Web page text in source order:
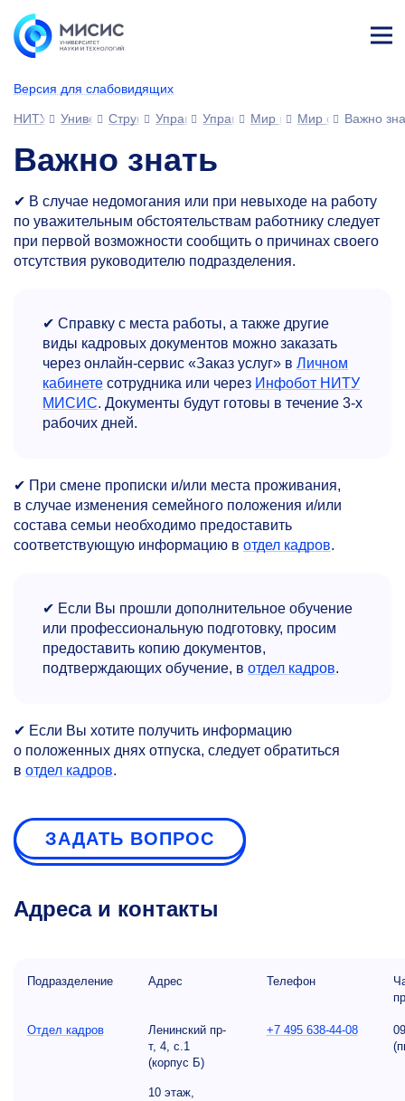
Версия для слабовидящих
ине
НИТУ МИСИСУниверситетСтруктура университета
УправленияУправление развития
Мир возможностей
Мир сотрудника
Важно
Важно знать
✔ В случае недомогания или при невыходе на работу
по уважительным обстоятельствам работнику следует
при первой возможности сообщить о причинах своего
отсутствия руководителю подразделения.
✔ Справку с места работы, а также другие
виды кадровых документов можно заказать
через онлайн-сервис «Заказ услуг» в Личном
кабинете сотрудника или через Инфобот НИТУ
МИСИС. Документы будут готовы в течение 3-х
рабочих дней.
✔ При смене прописки и/или места проживания,
в случае изменения семейного положения и/или
состава семьи необходимо предоставить
соответствующую информацию в отдел кадров.
✔ Если Вы прошли дополнительное обучение
или профессиональную подготовку, просим
предоставить копию документов,
подтверждающих обучение, в отдел кадров.
✔ Если Вы хотите получить информацию
о положенных днях отпуска, следует обратиться
в отдел кадров.
ЗАДАТЬ ВОПРОС
Адреса и контакты
Подразделение Адрес Телефон
Отдел кадров
Ленинский пр-
т, 4, с.1
(корпус Б)
10 этаж,
+7 495 638-44-08